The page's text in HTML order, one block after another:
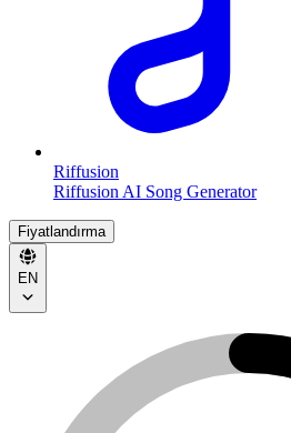
Riffusion
Riffusion AI Song Generator
Fiyatlandırma
EN